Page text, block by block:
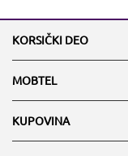
KORSIČKI DEO
MOBTEL
KUPOVINA